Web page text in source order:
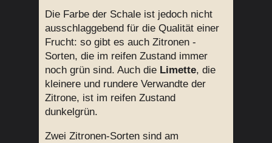
Die Farbe der Schale ist jedoch nicht
ausschlaggebend für die Qualität einer
Frucht: so gibt es auch Zitronen -
Sorten, die im reifen Zustand immer
noch grün sind. Auch die Limette, die
kleinere und rundere Verwandte der
Zitrone, ist im reifen Zustand
dunkelgrün.
Zwei Zitronen-Sorten sind am